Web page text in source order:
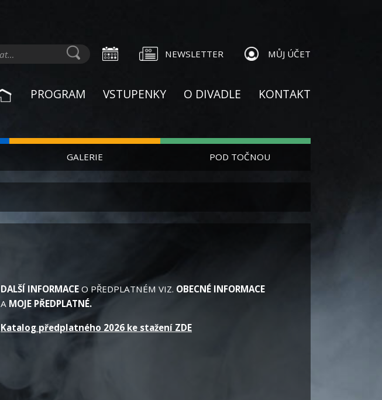
NEWSLETTER MŮJ ÚČET
PROGRAM VSTUPENKY O DIVADLE KONTAKT
GALERIE POD TOČNOU
DALŠÍ INFORMACE O PŘEDPLATNÉM VIZ. OBECNÉ INFORMACE
A MOJE PŘEDPLATNÉ.
Katalog předplatného 2026 ke stažení ZDE